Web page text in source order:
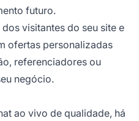
futuro.
visitantes do seu site e
ofertas personalizadas
referenciadores ou
negócio.
ao vivo de qualidade, há